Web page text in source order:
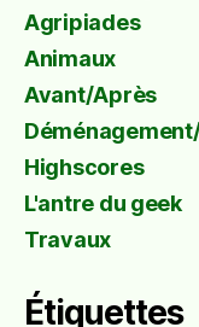
Agripiades
Animaux
Avant/Après
Highscores
L'antre du geek
Travaux
Étiquettes